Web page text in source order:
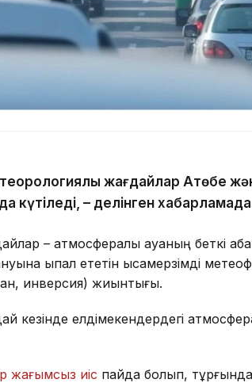
жағдайлар Ақтөбе
күтіледі, – делінген
– атмосфералық ауаның беткі
ықпал ететін қысқамерзімді
инверсия) жиынтығы.
кезінде елдімекендердегі
жағымсыз иіс пайда болып,